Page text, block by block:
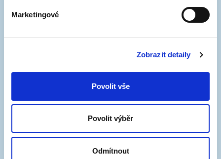
Marketingové
Zobrazit detaily
Povolit vše
Povolit výběr
Odmítnout